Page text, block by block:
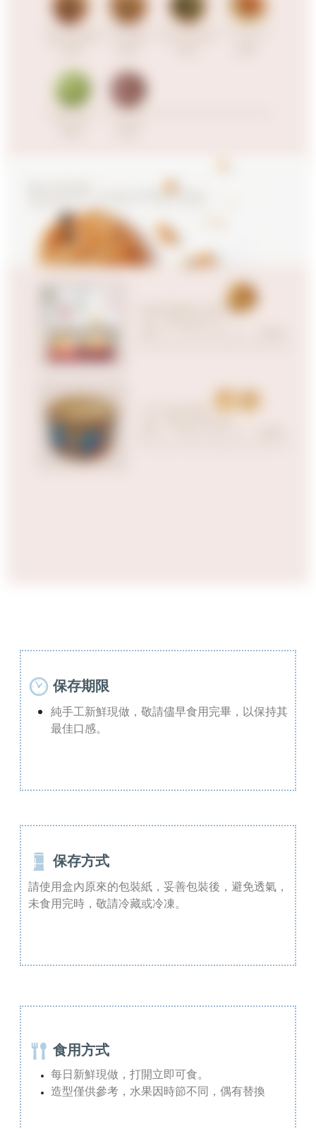
保存期限
純手工新鮮現做，敬請儘早食用完畢，以保持其
最佳口感。
保存方式
請使用盒內原來的包裝紙，妥善包裝後，避免透氣，
未食用完時，敬請冷藏或冷凍。
食用方式
每日新鮮現做，打開立即可食。
造型僅供參考，水果因時節不同，偶有替換